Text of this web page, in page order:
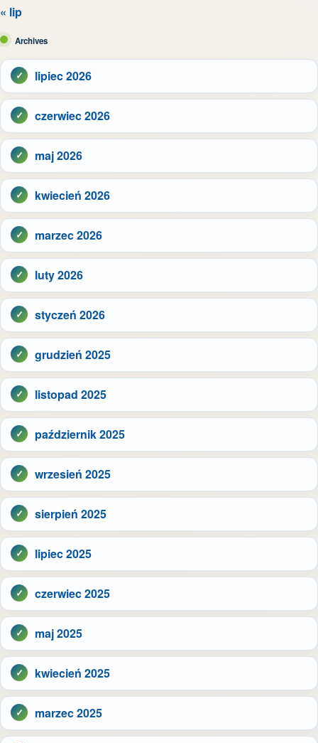
« lip
Archives
lipiec 2026
czerwiec 2026
maj 2026
kwiecień 2026
marzec 2026
luty 2026
styczeń 2026
grudzień 2025
listopad 2025
październik 2025
wrzesień 2025
sierpień 2025
lipiec 2025
czerwiec 2025
maj 2025
kwiecień 2025
marzec 2025